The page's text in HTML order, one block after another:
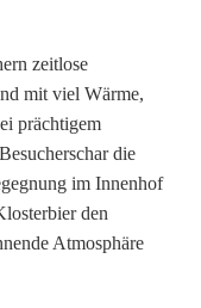
zeitlose
mit viel Wärme,
prächtigem
die
im Innenhof
den
Atmosphäre